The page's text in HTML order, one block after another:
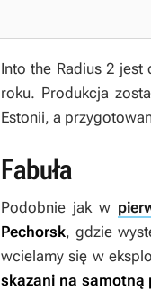
Into the Radius 2 jest
roku. Produkcja
Estonii, a
Fabuła
Podobnie jak w
Pechorsk, gdzie
wcielamy się w
skazani na samotną